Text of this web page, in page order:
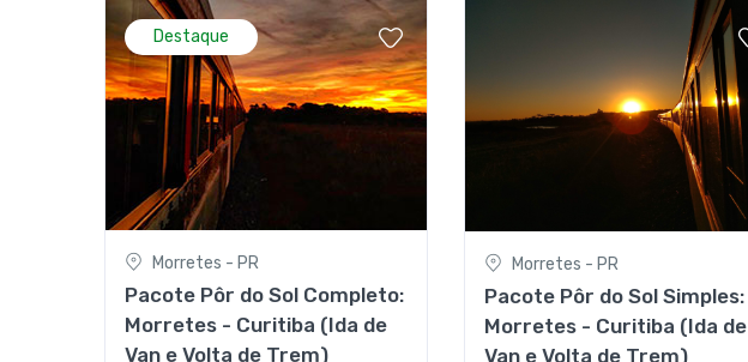
Destaque
Morretes - PR
Pacote Pôr do Sol Completo:
Morretes - Curitiba (Ida de
Van e Volta de Trem)
Morretes - PR
Pacote Pôr do Sol Simples:
Morretes - Curitiba (Ida de
Van e Volta de Trem)